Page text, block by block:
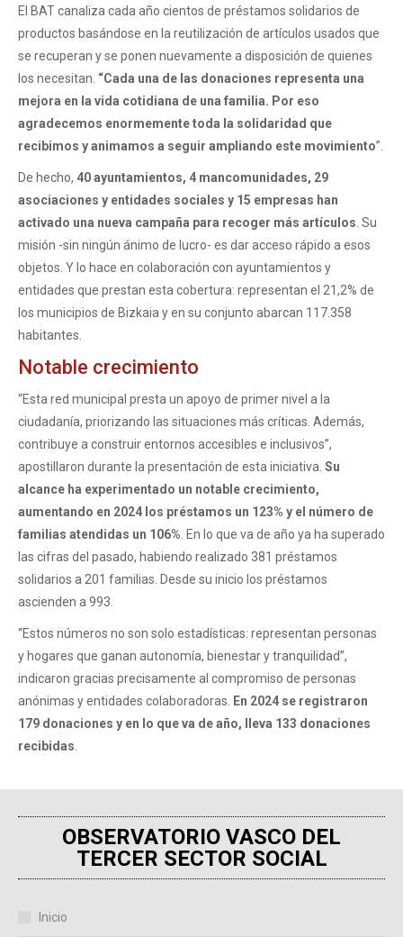
El BAT canaliza cada año cientos de préstamos solidarios de
productos basándose en la reutilización de artículos usados que
se recuperan y se ponen nuevamente a disposición de quienes
los necesitan. “Cada una de las donaciones representa una
mejora en la vida cotidiana de una familia. Por eso
agradecemos enormemente toda la solidaridad que
recibimos y animamos a seguir ampliando este movimiento”.
De hecho, 40 ayuntamientos, 4 mancomunidades, 29
asociaciones y entidades sociales y 15 empresas han
activado una nueva campaña para recoger más artículos . Su
misión -sin ningún ánimo de lucro- es dar acceso rápido a esos
objetos. Y lo hace en colaboración con ayuntamientos y
entidades que prestan esta cobertura: representan el 21,2% de
los municipios de Bizkaia y en su conjunto abarcan 117.358
habitantes.
Notable crecimiento
“Esta red municipal presta un apoyo de primer nivel a la
ciudadanía, priorizando las situaciones más críticas. Además,
contribuye a construir entornos accesibles e inclusivos”,
apostillaron durante la presentación de esta iniciativa. Su
alcance ha experimentado un notable crecimiento,
aumentando en 2024 los préstamos un 123% y el número de
familias atendidas un 106% . En lo que va de año ya ha superado
las cifras del pasado, habiendo realizado 381 préstamos
solidarios a 201 familias. Desde su inicio los préstamos
ascienden a 993.
“Estos números no son solo estadísticas: representan personas
y hogares que ganan autonomía, bienestar y tranquilidad”,
indicaron gracias precisamente al compromiso de personas
anónimas y entidades colaboradoras.
En 2024 se registraron
179 donaciones y en lo que va de año, lleva 133 donaciones
recibidas
OBSERVATORIO VASCO DEL
TERCER SECTOR SOCIAL
Inicio